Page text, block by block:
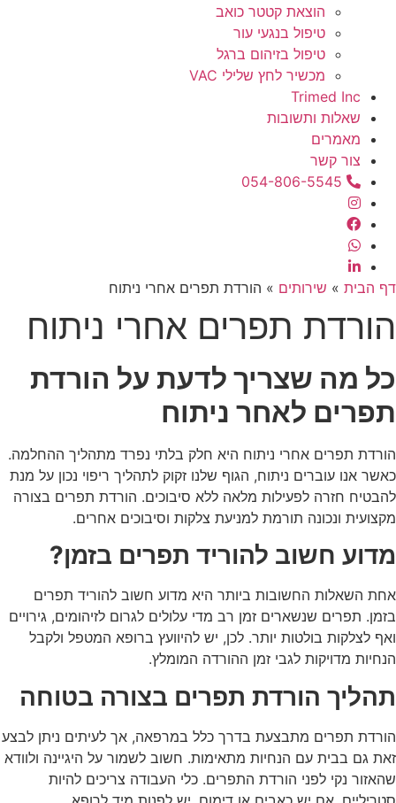
הוצאת קטטר כואב
טיפול בנגעי עור
טיפול בזיהום ברגל
מכשיר לחץ שלילי VAC
Trimed Inc
שאלות ותשובות
מאמרים
צור קשר
054-806-5545
דף הבית » שירותים » הורדת תפרים אחרי ניתוח
הורדת תפרים אחרי ניתוח
כל מה שצריך לדעת על הורדת
תפרים לאחר ניתוח
הורדת תפרים אחרי ניתוח היא חלק בלתי נפרד מתהליך ההחלמה.
כאשר אנו עוברים ניתוח, הגוף שלנו זקוק לתהליך ריפוי נכון על מנת
להבטיח חזרה לפעילות מלאה ללא סיבוכים. הורדת תפרים בצורה
מקצועית ונכונה תורמת למניעת צלקות וסיבוכים אחרים.
מדוע חשוב להוריד תפרים בזמן?
אחת השאלות החשובות ביותר היא מדוע חשוב להוריד תפרים
בזמן. תפרים שנשארים זמן רב מדי עלולים לגרום לזיהומים, גירויים
ואף לצלקות בולטות יותר. לכן, יש להיוועץ ברופא המטפל ולקבל
הנחיות מדויקות לגבי זמן ההורדה המומלץ.
תהליך הורדת תפרים בצורה בטוחה
הורדת תפרים מתבצעת בדרך כלל במרפאה, אך לעיתים ניתן לבצע
זאת גם בבית עם הנחיות מתאימות. חשוב לשמור על היגיינה ולוודא
שהאזור נקי לפני הורדת התפרים. כלי העבודה צריכים להיות